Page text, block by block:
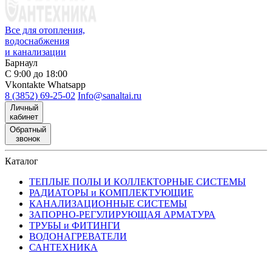
Все для отопления,
водоснабжения
и канализации
Барнаул
С 9:00 до 18:00
Vkontakte Whatsapp
8 (3852) 69-25-02 Info@sanaltai.ru
Личный
кабинет
Обратный
звонок
Каталог
ТЕПЛЫЕ ПОЛЫ И КОЛЛЕКТОРНЫЕ СИСТЕМЫ
РАДИАТОРЫ и КОМПЛЕКТУЮЩИЕ
КАНАЛИЗАЦИОННЫЕ СИСТЕМЫ
ЗАПОРНО-РЕГУЛИРУЮЩАЯ АРМАТУРА
ТРУБЫ и ФИТИНГИ
ВОДОНАГРЕВАТЕЛИ
САНТЕХНИКА